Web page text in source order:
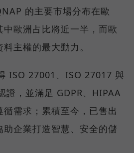
的主要市場分布在歐
歐洲占比將近一半，而歐
主權的最大動力。
ISO 27001、ISO 27017 與
證，並滿足 GDPR、HIPAA
需求；累積至今，已售出
企業打造智慧、安全的儲